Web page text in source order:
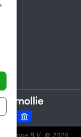
Europe B.V. © 2026